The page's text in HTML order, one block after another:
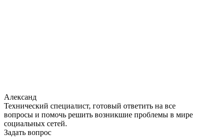
Александ
Технический специалист, готовый ответить на все
вопросы и помочь решить возникшие проблемы в мире
социальных сетей.
Задать вопрос